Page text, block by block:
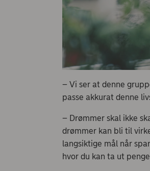
– Vi ser at denne
passe akkurat denne
– Drømmer skal ikke
drømmer kan bli til
langsiktige mål når
hvor du kan ta ut